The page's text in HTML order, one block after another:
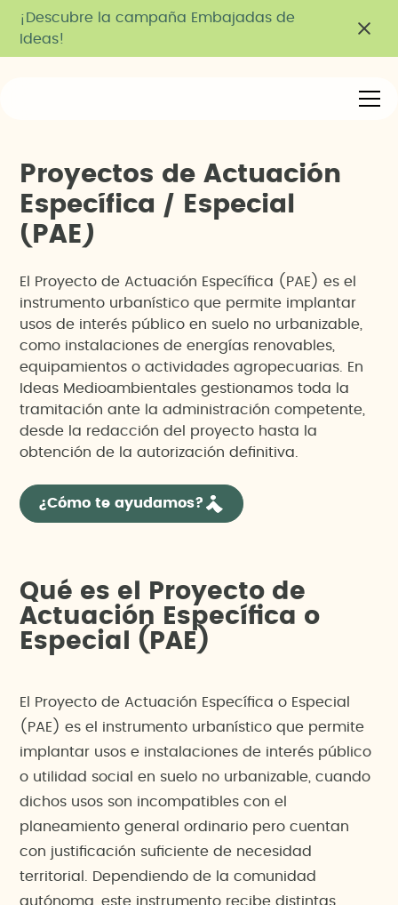
¡Descubre la campaña Embajadas de
Ideas!
Proyectos de Actuación
Específica / Especia
( PA E )
El Proyecto de Actuación Específica (PAE) es el
instrumento urbanístico que permite implantar
usos de interés público en suelo no urbanizable,
como instalaciones de energías renovables,
equipamientos o actividades agropecuarias. En
Ideas Medioambientales gestionamos toda la
tramitación ante la administración competente,
desde la redacción del proyecto hasta la
obtención de la autorización definitiva.
¿Cómo te ayudamos?
Qué es el Proyecto de
Actuación Específica o
Especial (PAE)
El Proyecto de Actuación Específica o Especial
(PAE) es el instrumento urbanístico que permite
implantar usos e instalaciones de interés público
o utilidad social en suelo no urbanizable, cuando
dichos usos son incompatibles con el
planeamiento general ordinario pero cuentan
con justificación suficiente de necesidad
territorial. Dependiendo de la comunidad
autónoma, este instrumento recibe distintas